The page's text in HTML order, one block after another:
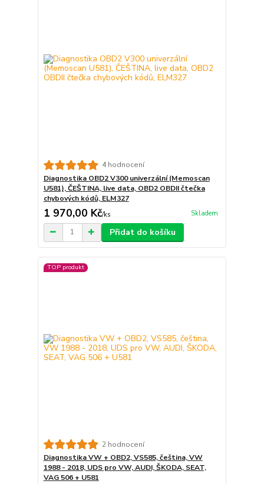
4 hodnocení
Diagnostika OBD2 V300 univerzální (Memoscan
U581), ČEŠTINA, live data, OBD2 OBDII čtečka
chybových kódů, ELM327
1 970,00 Kč/ks Skladem
Přidat do košíku
TOP produkt
2 hodnocení
Diagnostika VW + OBD2, VS585, čeština, VW
1988 - 2018, UDS pro VW, AUDI, ŠKODA, SEAT,
VAG 506 + U581